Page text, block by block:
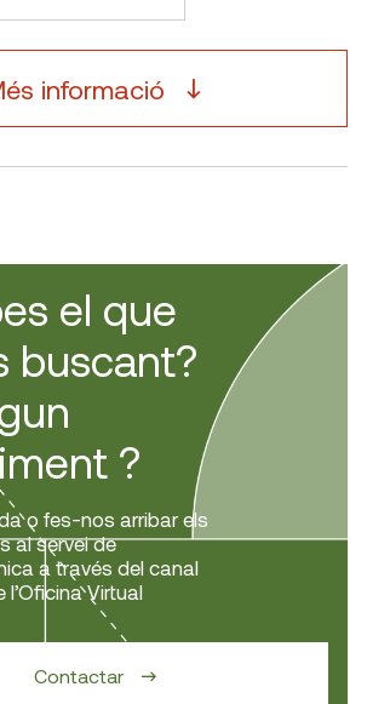
informació
el que
buscant?
?
o fes-nos arribar els
al servei de
a través del canal
Virtual
Contactar